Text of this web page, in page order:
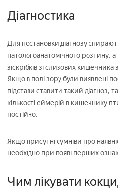
Діагностика
Для постановки діагнозу
патологоанатомічного розтину, а
зіскрібків зі слизових
Якщо в полі зору були виявлені
підстави ставити такий діагноз,
кількості еймерій в кишечнику
постійно.
Якщо присутні сумніви про
необхідно при появі перших
Чим лікувати